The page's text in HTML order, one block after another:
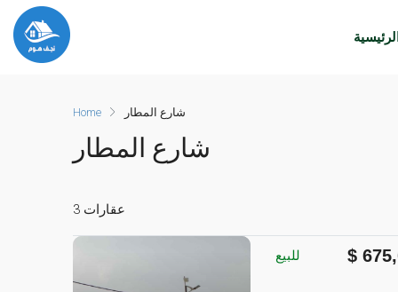
الرئيسية
Home شارع المطار
شارع المطار
3 عقارات
للبيع